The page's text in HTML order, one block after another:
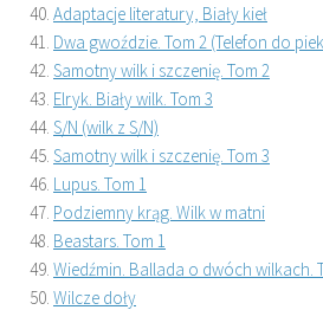
Adaptacje literatury, Biały kieł
Dwa gwoździe. Tom 2 (Telefon do
Samotny wilk i szczenię. Tom 2
Elryk. Biały wilk. Tom 3
S/N (wilk z S/N)
Samotny wilk i szczenię. Tom 3
Lupus. Tom 1
Podziemny krąg. Wilk w matni
Beastars. Tom 1
Wiedźmin. Ballada o dwóch wilkach.
Wilcze doły